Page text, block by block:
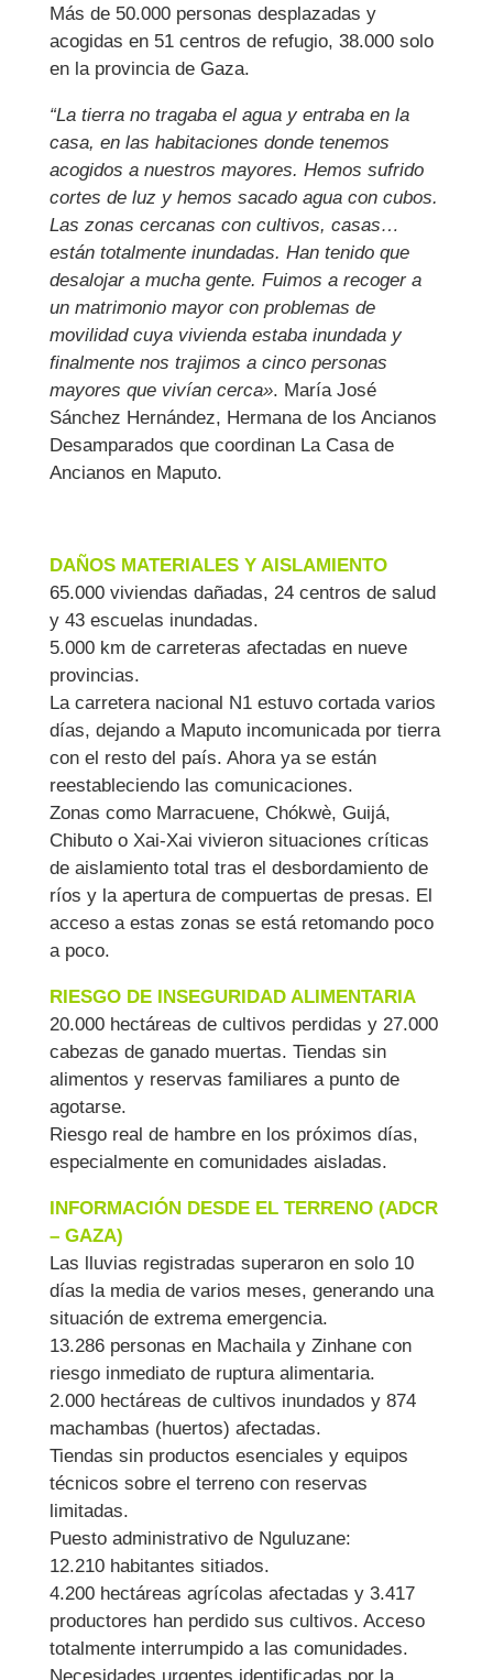
Más de 50.000 personas desplazadas y
acogidas en 51 centros de refugio, 38.000 solo
en la provincia de Gaza.
“La tierra no tragaba el agua y entraba en la
casa, en las habitaciones donde tenemos
acogidos a nuestros mayores. Hemos sufrido
cortes de luz y hemos sacado agua con cubos.
Las zonas cercanas con cultivos, casas…
están totalmente inundadas. Han tenido que
desalojar a mucha gente. Fuimos a recoger a
un matrimonio mayor con problemas de
movilidad cuya vivienda estaba inundada y
finalmente nos trajimos a cinco personas
mayores que vivían cerca». María José
Sánchez Hernández, Hermana de los Ancianos
Desamparados que coordinan La Casa de
Ancianos en Maputo.
DAÑOS MATERIALES Y AISLAMIENTO
65.000 viviendas dañadas, 24 centros de salud
y 43 escuelas inundadas.
5.000 km de carreteras afectadas en nueve
provincias.
La carretera nacional N1 estuvo cortada varios
días, dejando a Maputo incomunicada por tierra
con el resto del país. Ahora ya se están
reestableciendo las comunicaciones.
Zonas como Marracuene, Chókwè, Guijá,
Chibuto o Xai-Xai vivieron situaciones críticas
de aislamiento total tras el desbordamiento de
ríos y la apertura de compuertas de presas. El
acceso a estas zonas se está retomando poco
a poco.
RIESGO DE INSEGURIDAD ALIMENTARIA
20.000 hectáreas de cultivos perdidas y 27.000
cabezas de ganado muertas. Tiendas sin
alimentos y reservas familiares a punto de
agotarse.
Riesgo real de hambre en los próximos días,
especialmente en comunidades aisladas.
INFORMACIÓN DESDE EL TERRENO (ADCR
– GAZA)
Las lluvias registradas superaron en solo 10
días la media de varios meses, generando una
situación de extrema emergencia.
13.286 personas en Machaila y Zinhane con
riesgo inmediato de ruptura alimentaria.
2.000 hectáreas de cultivos inundados y 874
machambas (huertos) afectadas.
Tiendas sin productos esenciales y equipos
técnicos sobre el terreno con reservas
limitadas.
Puesto administrativo de Nguluzane:
12.210 habitantes sitiados.
4.200 hectáreas agrícolas afectadas y 3.417
productores han perdido sus cultivos. Acceso
totalmente interrumpido a las comunidades.